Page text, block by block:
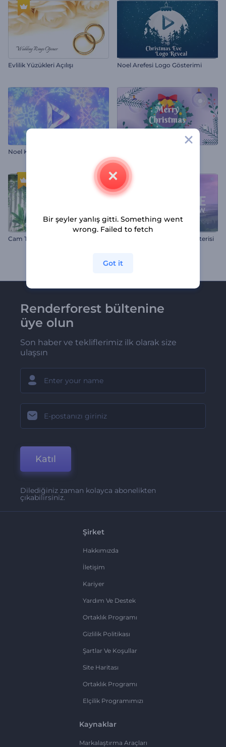
Evlilik Yüzükleri Açılışı Noel Arefesi Logo Gösterimi
Noel Kar Taneleri İntro
Cam Tabela Giriş Videosu Emlak Pazarlama Slayt Gösterisi
Renderforest bültenine
üye olun
Son haber ve tekliflerimiz ilk olarak size
ulaşsın
Katıl
Dilediğiniz zaman kolayca abonelikten
çıkabilirsiniz.
Şirket
Hakkımızda
İletişim
Kariyer
Yardım Ve Destek
Ortaklık Programı
Gizlilik Politikası
Şartlar Ve Koşullar
Site Haritası
Ortaklık Programı
Elçilik Programımızı
Kaynaklar
Markalaştırma Araçları
Bir şeyler yanlış gitti. Something went
wrong. Failed to fetch
Got it